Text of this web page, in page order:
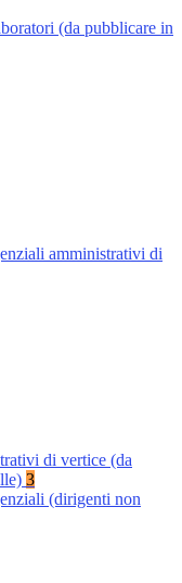
(da pubblicare in
amministrativi di
di vertice (da
3
(dirigenti non